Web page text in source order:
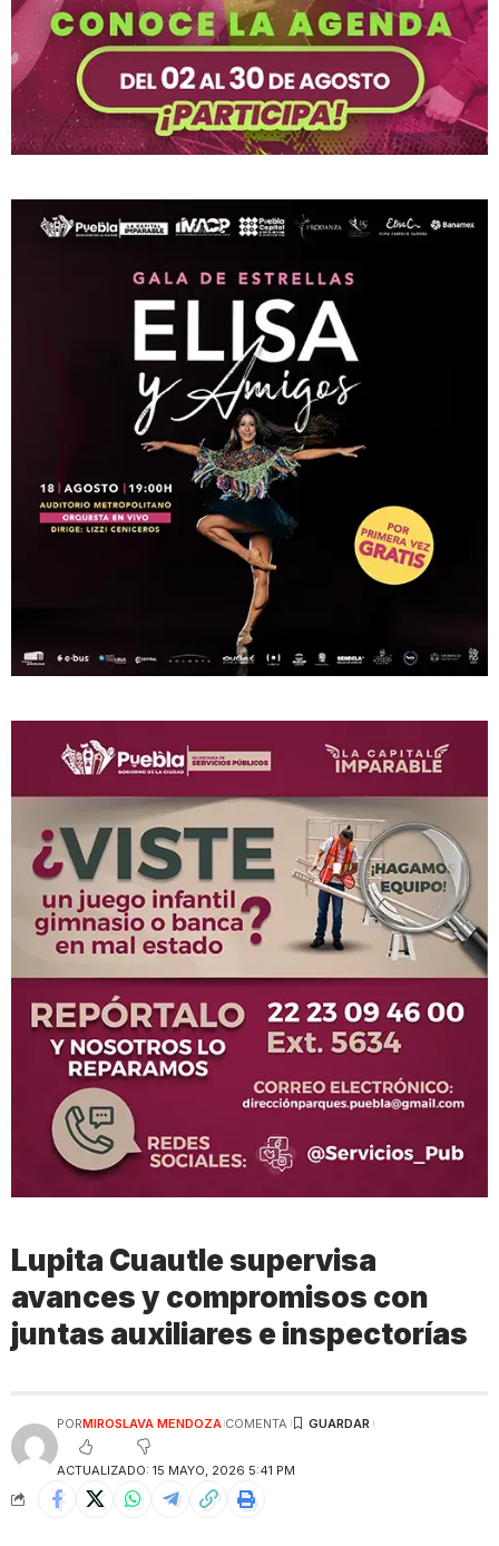
Lupita Cuautle supervisa
avances y compromisos con
juntas auxiliares e inspectorías
ACTUALIZADO: 15 MAYO, 2026 5:41 PM
PORMIROSLAVA MENDOZA COMENTA